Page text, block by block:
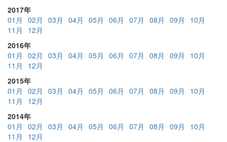
2017年
01月
02月 03月 04月 05月 06月 07月 08月 09月
10月
11月
12月
2016年
01月
02月 03月 04月 05月 06月 07月 08月 09月
10月
11月
12月
2015年
01月
02月 03月 04月 05月 06月 07月 08月 09月
10月
11月
12月
2014年
01月
02月 03月 04月 05月 06月 07月 08月 09月
10月
11月
12月